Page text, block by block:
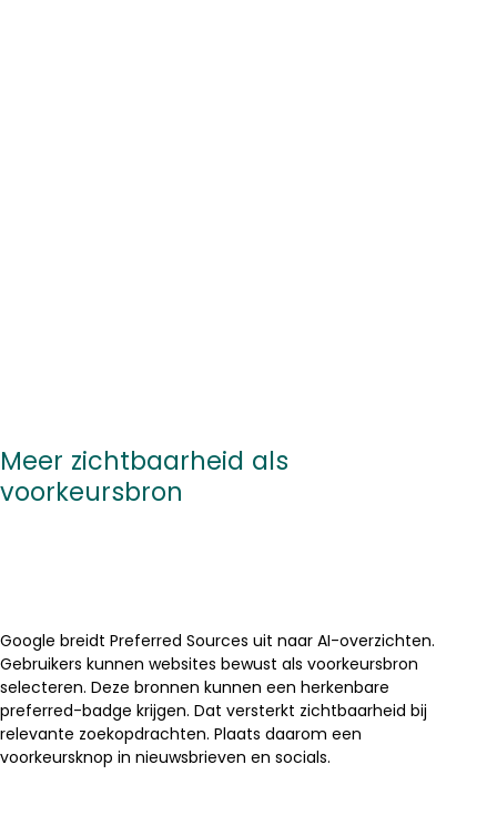
Meer zichtbaarheid als
voorkeursbron
Google breidt Preferred Sources uit naar AI-overzichten.
Gebruikers kunnen websites bewust als voorkeursbron
selecteren. Deze bronnen kunnen een herkenbare
preferred-badge krijgen. Dat versterkt zichtbaarheid bij
relevante zoekopdrachten. Plaats daarom een
voorkeursknop in nieuwsbrieven en socials.